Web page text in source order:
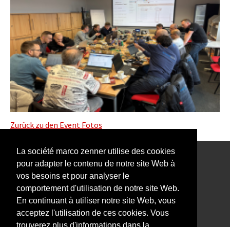
La société marco zenner utilise des cookies
pour adapter le contenu de notre site Web à
vos besoins et pour analyser le
comportement d'utilisation de notre site Web.
En continuant à utiliser notre site Web, vous
acceptez l'utilisation de ces cookies. Vous
Zurück zu den Event Fotos
Notre Newsletter vous intéresse?